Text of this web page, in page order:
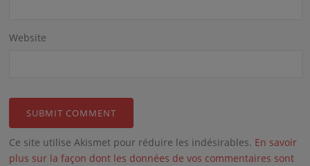
Website
Ce site utilise Akismet pour réduire les indésirables. En savoir
plus sur la façon dont les données de vos commentaires sont